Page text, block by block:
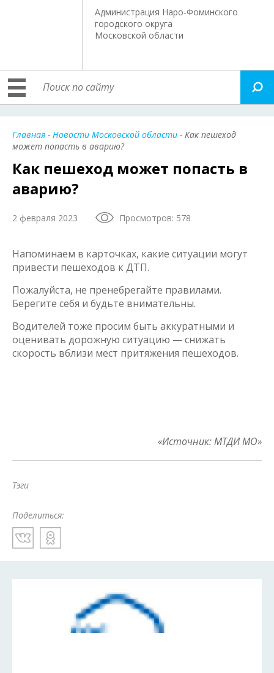
Администрация Наро-Фоминского
городского округа
Московской области
Главная - Новости Московской области - Как пешеход
может попасть в аварию?
Как пешеход может попасть в
аварию?
2 февраля 2023 Просмотров: 578
Напоминаем в карточках, какие ситуации могут
привести пешеходов к ДТП.
Пожалуйста, не пренебрегайте правилами.
Берегите себя и будьте внимательны.
Водителей тоже просим быть аккуратными и
оценивать дорожную ситуацию — снижать
скорость вблизи мест притяжения пешеходов.
«Источник: МТДИ МО»
Тэги
Поделиться: